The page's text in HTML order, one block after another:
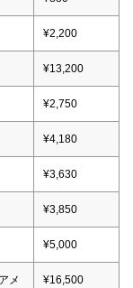
¥2,200
¥13,200
¥2,750
¥4,180
¥3,630
¥3,850
¥5,000
メ
¥16,500